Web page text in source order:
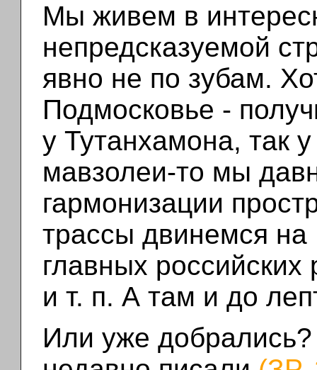
Мы живем в
непредсказуемой
явно не по зубам.
Подмосковье -
у Тутанхамона, так
мавзолеи-то мы
гармонизации
трассы двинемся на
главных российских
и т. п. А там и до
Или уже